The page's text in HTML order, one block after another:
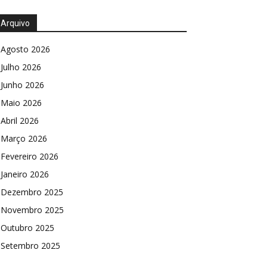
Arquivo
Agosto 2026
Julho 2026
Junho 2026
Maio 2026
Abril 2026
Março 2026
Fevereiro 2026
Janeiro 2026
Dezembro 2025
Novembro 2025
Outubro 2025
Setembro 2025